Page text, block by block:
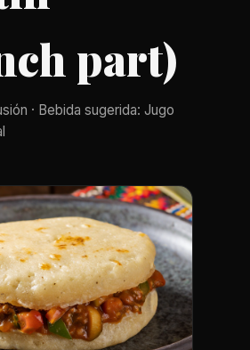
part)
· Bebida sugerida: Jugo